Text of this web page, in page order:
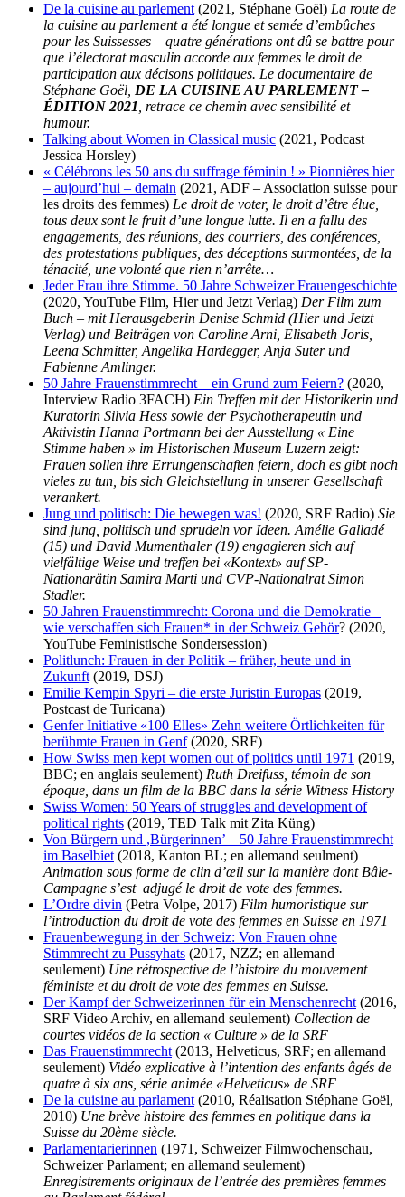
De la cuisine au parlement (2021, Stéphane Goël) La route de
la cuisine au parlement a été longue et semée d’embûches
pour les Suissesses – quatre générations ont dû se battre pour
que l’électorat masculin accorde aux femmes le droit de
participation aux décisons politiques. Le documentaire de
Stéphane Goël, DE LA CUISINE AU PARLEMENT –
ÉDITION 2021 , retrace ce chemin avec sensibilité et
humour.
Talking about Women in Classical music (2021, Podcast
Jessica Horsley)
« Célébrons les 50 ans du suffrage féminin ! » Pionnières hier
– aujourd’hui – demain (2021, ADF – Association suisse pour
les droits des femmes) Le droit de voter, le droit d’être élue,
tous deux sont le fruit d’une longue lutte. Il en a fallu des
engagements, des réunions, des courriers, des conférences,
des protestations publiques, des déceptions surmontées, de la
ténacité, une volonté que rien n’arrête…
Jeder Frau ihre Stimme. 50 Jahre Schweizer Frauengeschichte
(2020, YouTube Film, Hier und Jetzt Verlag) Der Film zum
Buch – mit Herausgeberin Denise Schmid (Hier und Jetzt
Verlag) und Beiträgen von Caroline Arni, Elisabeth Joris,
Leena Schmitter, Angelika Hardegger, Anja Suter und
Fabienne Amlinger.
50 Jahre Frauenstimmrecht – ein Grund zum Feiern? (2020,
Interview Radio 3FACH) Ein Treffen mit der Historikerin und
Kuratorin Silvia Hess sowie der Psychotherapeutin und
Aktivistin Hanna Portmann bei der Ausstellung « Eine
Stimme haben » im Historischen Museum Luzern zeigt:
Frauen sollen ihre Errungenschaften feiern, doch es gibt noch
vieles zu tun, bis sich Gleichstellung in unserer Gesellschaft
verankert.
Jung und politisch: Die bewegen was! (2020, SRF Radio) Sie
sind jung, politisch und sprudeln vor Ideen. Amélie Galladé
(15) und David Mumenthaler (19) engagieren sich auf
vielfältige Weise und treffen bei «Kontext» auf SP-
Nationarätin Samira Marti und CVP-Nationalrat Simon
Stadler.
50 Jahren Frauenstimmrecht: Corona und die Demokratie –
wie verschaffen sich Frauen* in der Schweiz Gehör? (2020,
YouTube Feministische Sondersession)
Politlunch: Frauen in der Politik – früher, heute und in
Zukunft (2019, DSJ)
Emilie Kempin Spyri – die erste Juristin Europas (2019,
Postcast de Turicana)
Genfer Initiative «100 Elles» Zehn weitere Örtlichkeiten für
berühmte Frauen in Genf(2020, SRF)
How Swiss men kept women out of politics until 1971 (2019,
BBC; en anglais seulement) Ruth Dreifuss, témoin de son
époque, dans un film de la BBC dans la série Witness History
Swiss Women: 50 Years of struggles and development of
political rights (2019, TED Talk mit Zita Küng)
Von Bürgern und ,Bürgerinnen’ – 50 Jahre Frauenstimmrecht
im Baselbiet (2018, Kanton BL; en allemand seulment)
Animation sous forme de clin d’œil sur la manière dont Bâle-
Campagne s’est adjugé le droit de vote des femmes.
L’Ordre divin (Petra Volpe, 2017) Film humoristique sur
l’introduction du droit de vote des femmes en Suisse en 1971
Frauenbewegung in der Schweiz: Von Frauen ohne
Stimmrecht zu Pussyhats (2017, NZZ; en allemand
seulement) Une rétrospective de l’histoire du mouvement
féministe et du droit de vote des femmes en Suisse.
Der Kampf der Schweizerinnen für ein Menschenrecht (2016,
SRF Video Archiv, en allemand seulement) Collection de
courtes vidéos de la section « Culture » de la SRF
Das Frauenstimmrecht (2013, Helveticus, SRF; en allemand
seulement) Vidéo explicative à l’intention des enfants âgés de
quatre à six ans, série animée «Helveticus» de SRF
De la cuisine au parlament (2010, Réalisation Stéphane Goël,
2010) Une brève histoire des femmes en politique dans la
Suisse du 20ème siècle.
Parlamentarierinnen (1971, Schweizer Filmwochenschau,
Schweizer Parlament; en allemand seulement)
Enregistrements originaux de l’entrée des premières femmes